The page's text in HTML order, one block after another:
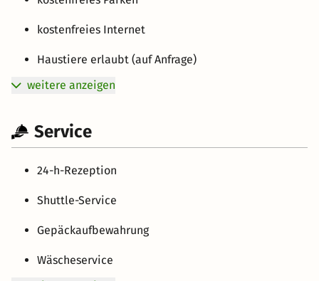
kostenfreies Internet
Haustiere erlaubt (auf Anfrage)
weitere anzeigen
Service
24-h-Rezeption
Shuttle-Service
Gepäckaufbewahrung
Wäscheservice